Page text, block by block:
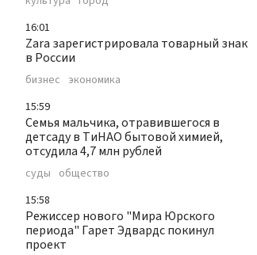
16:01
Zara зарегистрировала товарный знак
в России
бизнес экономика
15:59
Семья мальчика, отравившегося в
детсаду в ТиНАО бытовой химией,
отсудила 4,7 млн рублей
суды общество
15:58
Режиссер нового "Мира Юрского
периода" Гарет Эдвардс покинул
проект